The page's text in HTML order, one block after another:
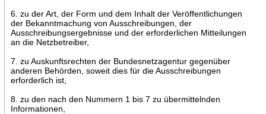
6. zu der Art, der Form und dem Inhalt der Veröffentlichungen
der Bekanntmachung von Ausschreibungen, der
Ausschreibungsergebnisse und der erforderlichen Mitteilungen
an die Netzbetreiber,
7. zu Auskunftsrechten der Bundesnetzagentur gegenüber
anderen Behörden, soweit dies für die Ausschreibungen
erforderlich ist,
8. zu den nach den Nummern 1 bis 7 zu übermittelnden
Informationen,